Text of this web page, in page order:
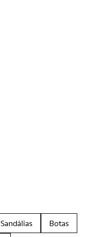
Sandálias
Botas